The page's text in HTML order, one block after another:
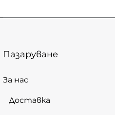
Пазаруване
За нас
Доставка